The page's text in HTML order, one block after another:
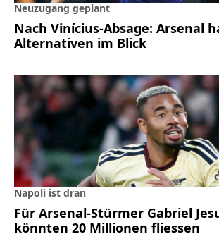
Neuzugang geplant
Nach Vinícius-Absage: Arsenal
Alternativen im Blick
Napoli ist dran
Für Arsenal-Stürmer Gabriel
könnten 20 Millionen fliessen